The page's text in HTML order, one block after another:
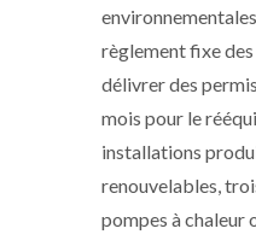
règlement fixe
délivrer des
mois pour le
installations
renouvelables,
pompes à chaleur